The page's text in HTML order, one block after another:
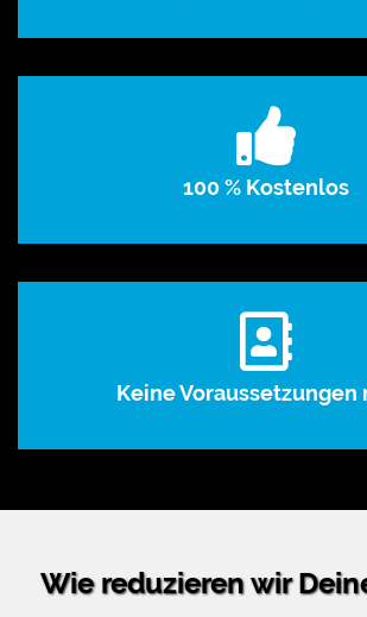
100 % Kostenlos
Keine Voraussetzungen
Wie reduzieren wir